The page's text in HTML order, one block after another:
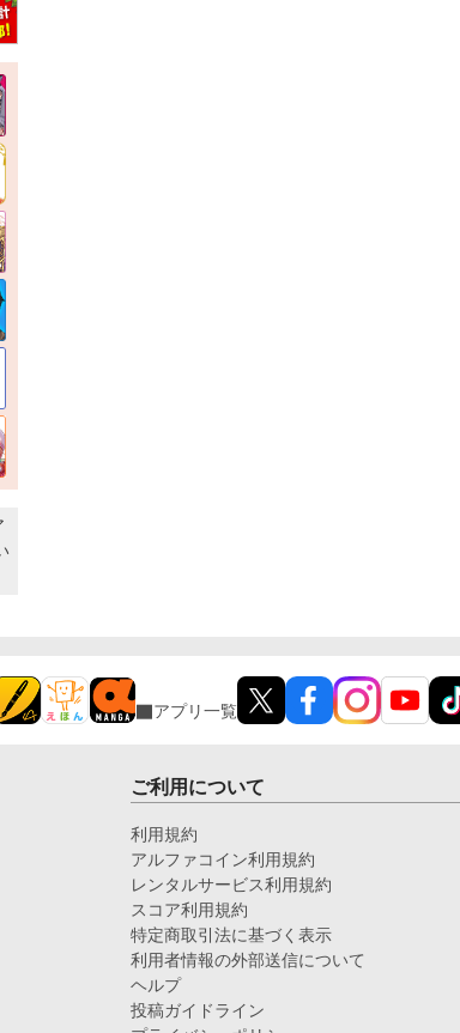
アプリ一覧
ご利用について
利用規約
アルファコイン利用規約
レンタルサービス利用規約
スコア利用規約
特定商取引法に基づく表示
利用者情報の外部送信について
ヘルプ
投稿ガイドライン